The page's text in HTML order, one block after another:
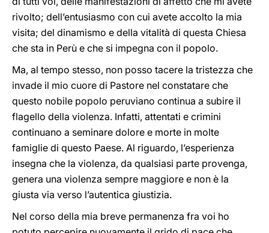
rivolto; dell’entusiasmo con cui avete accolto la mia
visita; del dinamismo e della vitalità di questa Chiesa
che sta in Perù e che si impegna con il popolo.
Ma, al tempo stesso, non posso tacere la tristezza che
invade il mio cuore di Pastore nel constatare che
questo nobile popolo peruviano continua a subire il
flagello della violenza. Infatti, attentati e crimini
continuano a seminare dolore e morte in molte
famiglie di questo Paese. Al riguardo, l’esperienza
insegna che la violenza, da qualsiasi parte provenga,
genera una violenza sempre maggiore e non è la
giusta via verso l’autentica giustizia.
Nel corso della mia breve permanenza fra voi ho